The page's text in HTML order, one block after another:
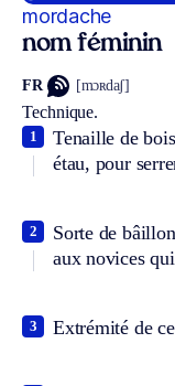
mordache
nom féminin
FR [mɔʀdaʃ]
Technique.
Tenaille de
étau, pour
1
Sorte de
aux novices
2
Extrémité de
3